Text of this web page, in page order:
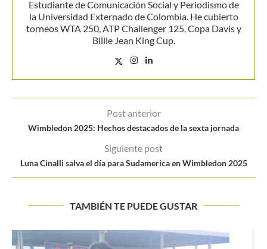
Estudiante de Comunicación Social y Periodismo de
la Universidad Externado de Colombia. He cubierto
torneos WTA 250, ATP Challenger 125, Copa Davis y
Billie Jean King Cup.
Post anterior
Wimbledon 2025: Hechos destacados de la sexta jornada
Siguiente post
Luna Cinalli salva el día para Sudamerica en Wimbledon 2025
TAMBIÉN TE PUEDE GUSTAR